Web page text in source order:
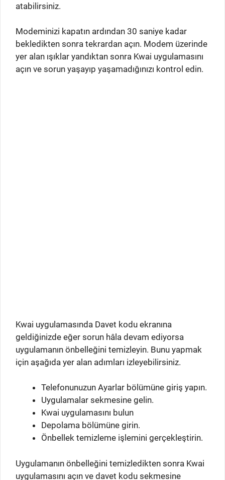
atabilirsiniz.
Modeminizi kapatın ardından 30 saniye kadar
bekledikten sonra tekrardan açın. Modem üzerinde
yer alan ışıklar yandıktan sonra Kwai uygulamasını
açın ve sorun yaşayıp yaşamadığınızı kontrol edin.
Kwai uygulamasında Davet kodu ekranına
geldiğinizde eğer sorun hâla devam ediyorsa
uygulamanın önbelleğini temizleyin. Bunu yapmak
için aşağıda yer alan adımları izleyebilirsiniz.
Telefonunuzun Ayarlar bölümüne giriş yapın.
Uygulamalar sekmesine gelin.
Kwai uygulamasını bulun
Depolama bölümüne girin.
Önbellek temizleme işlemini gerçekleştirin.
Uygulamanın önbelleğini temizledikten sonra Kwai
uygulamasını açın ve davet kodu sekmesine